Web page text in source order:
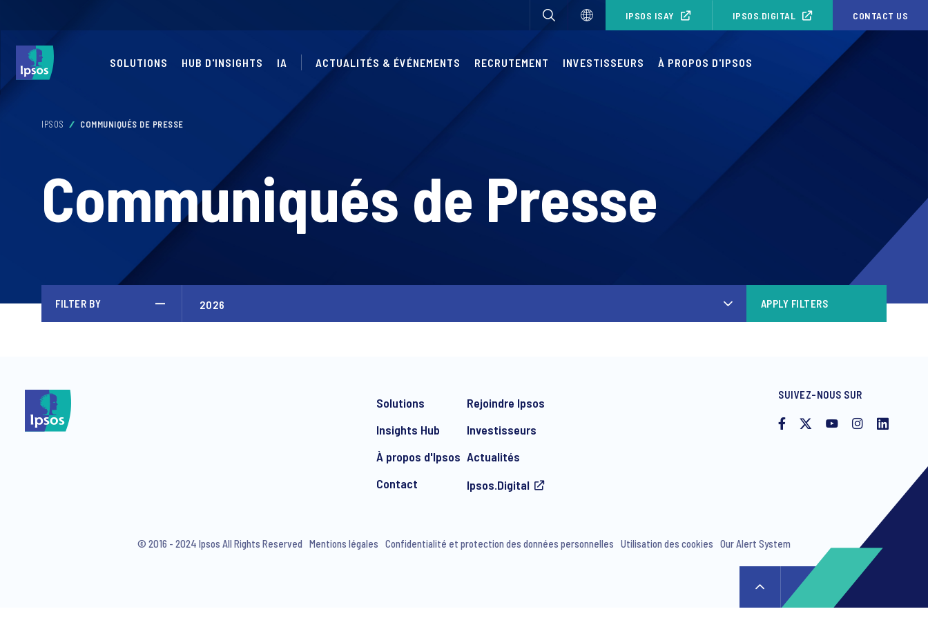
IPSOS ISAY IPSOS.DIGITAL CONTACT US
SOLUTIONS HUB D'INSIGHTS IA ACTUALITÉS & ÉVÉNEMENTS RECRUTEMENT INVESTISSEURS À PROPOS D'IPSOS
IPSOS COMMUNIQUÉS DE PRESSE
Communiqués de Presse
FILTER BY APPLY FILTERS
Solutions
Insights Hub
À propos d'Ipsos
Contact
Rejoindre Ipsos
Investisseurs
Actualités
Ipsos.Digital
SUIVEZ-NOUS SUR
© 2016 - 2024 Ipsos All Rights Reserved Mentions légales Confidentialité et protection des données personnelles Utilisation des cookies Our Alert System